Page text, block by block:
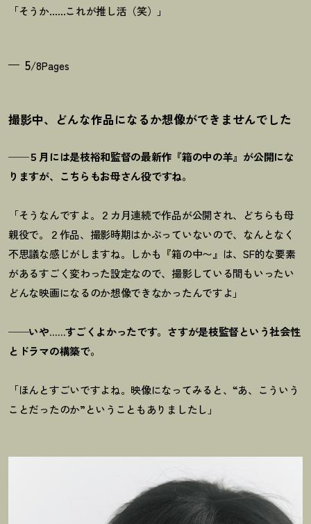
「そうか……これが推し活（笑）」
5/8Pages
撮影中、どんな作品になるか想像ができませんでした
──５月には是枝裕和監督の最新作『箱の中の羊』が公開にな
りますが、こちらもお母さん役ですね。
「そうなんですよ。２カ月連続で作品が公開され、どちらも母
親役で。２作品、撮影時期はかぶっていないので、なんとなく
不思議な感じがしますね。しかも『箱の中〜』は、SF的な要素
があるすごく変わった設定なので、撮影している間もいったい
どんな映画になるのか想像できなかったんですよ」
──いや……すごくよかったです。さすが是枝監督という社会性
とドラマの構築で。
「ほんとすごいですよね。映像になってみると、“あ、こういう
ことだったのか”ということもありましたし」